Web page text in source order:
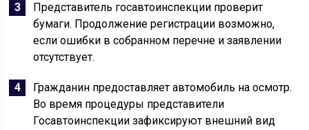
Представитель госавтоинспекции проверит
бумаги. Продолжение регистрации возможно,
если ошибки в собранном перечне и заявлении
отсутствует.
Гражданин предоставляет автомобиль на осмотр.
Во время процедуры представители
Госавтоинспекции зафиксируют внешний вид